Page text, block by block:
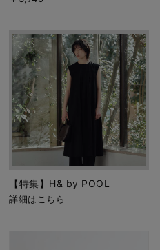
【特集】H& by POOL
詳細はこちら